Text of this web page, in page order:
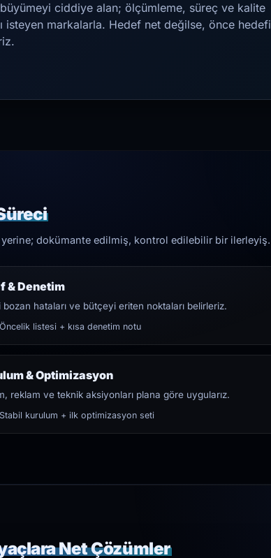
ciddiye alan; ölçümleme, süreç ve kalite
isteyen markalarla. Hedef net değilse, önce hedefi
yerine; dokümante edilmiş, kontrol edilebilir bir ilerleyiş.
& Denetim
bozan hataları ve bütçeyi eriten noktaları belirleriz.
Öncelik listesi + kısa denetim notu
& Optimizasyon
reklam ve teknik aksiyonları plana göre uygularız.
Stabil kurulum + ilk optimizasyon seti
Net Çözümler